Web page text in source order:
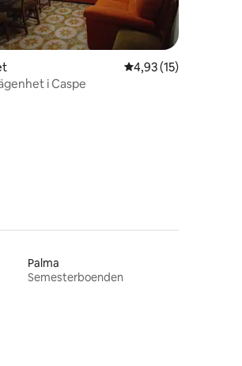
betyg, 100 omdömen
4,93 av 5 i
4,93 (15)
i Caspe
Palma
Semesterboenden